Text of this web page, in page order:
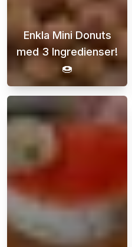
Enkla Mini Donuts
med 3 Ingredienser!
🍩
Upptäck